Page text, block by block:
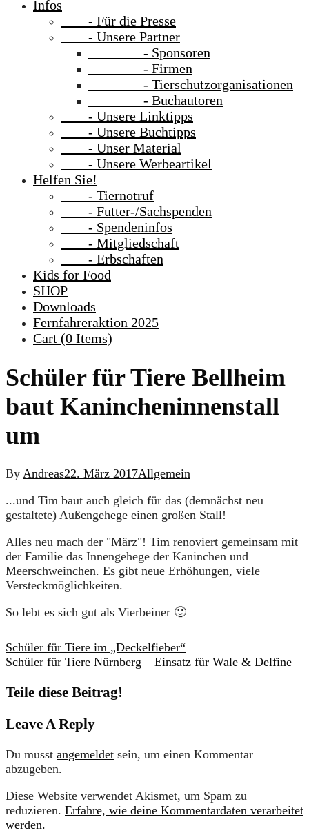
Infos
- Für die Presse
- Unsere Partner
- Sponsoren
- Firmen
- Tierschutzorganisationen
- Buchautoren
- Unsere Linktipps
- Unsere Buchtipps
- Unser Material
- Unsere Werbeartikel
Helfen Sie!
- Tiernotruf
- Futter-/Sachspenden
- Spendeninfos
- Mitgliedschaft
- Erbschaften
Kids for Food
SHOP
Downloads
Fernfahreraktion 2025
Cart (0 Items)
Schüler für Tiere Bellheim
baut Kanincheninnenstall
um
By Andreas22. März 2017Allgemein
...und Tim baut auch gleich für das (demnächst neu
gestaltete) Außengehege einen großen Stall!
Alles neu mach der "März"! Tim renoviert gemeinsam mit
der Familie das Innengehege der Kaninchen und
Meerschweinchen. Es gibt neue Erhöhungen, viele
Versteckmöglichkeiten.
So lebt es sich gut als Vierbeiner 🙂
Schüler für Tiere im „Deckelfieber“
Schüler für Tiere Nürnberg – Einsatz für Wale & Delfine
Teile diese Beitrag!
Leave A Reply
Du musst angemeldet sein, um einen Kommentar
abzugeben.
Diese Website verwendet Akismet, um Spam zu
reduzieren. Erfahre, wie deine Kommentardaten verarbeitet
werden.